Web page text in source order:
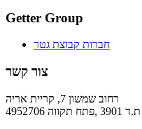
Getter Group
חברות קבוצת גטר
צור קשר
רחוב שמשון 7, קריית אריה
ת.ד 3901 ,פתח תקווה 4952706